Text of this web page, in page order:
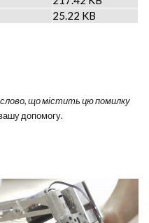
25.22 KB
що містить цю помилку
допомогу.